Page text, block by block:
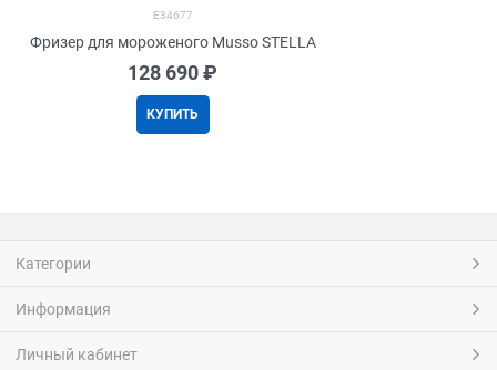
E34677
Фризер для мороженого Musso STELLA
128 690 ₽
КУПИТЬ
Категории
Информация
Личный кабинет